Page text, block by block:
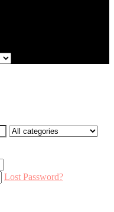
Lost Password?